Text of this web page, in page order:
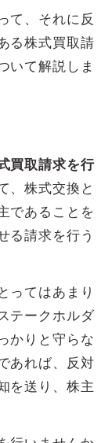
て、それに反
る株式買取請
いて解説しま
買取請求を行
、株式交換と
であることを
る請求を行う
ってはあまり
テークホルダ
かりと守らな
あれば、反対
を送り、株主